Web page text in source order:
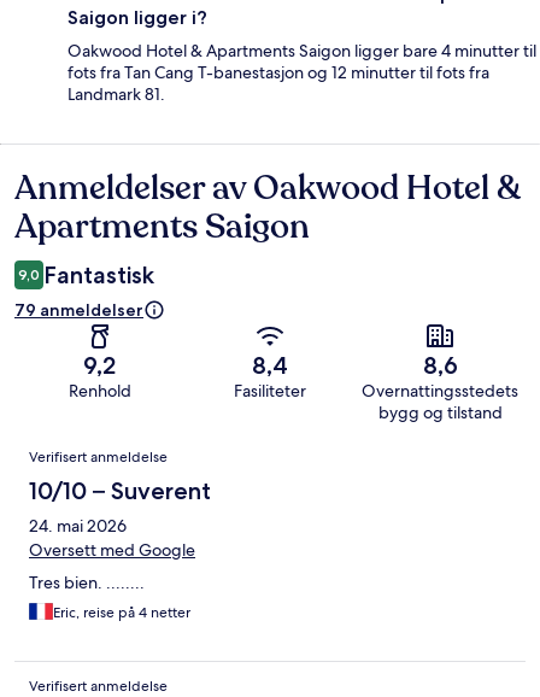
Saigon ligger i?
Oakwood Hotel & Apartments Saigon ligger bare 4 minutter til
fots fra Tan Cang T-banestasjon og 12 minutter til fots fra
Landmark 81.
Anmeldelser
Anmeldelser av Oakwood Hotel &
Apartments Saigon
9,0 Fantastisk
79 anmeldelser
9,2
Renhold
8,4
Fasiliteter
8,6
Overnattingsstedets
bygg og tilstand
Anmeldelser
Verifisert anmeldelse
10/10 – Suverent
24. mai 2026
Oversett med Google
Tres bien. ........
Eric, reise på 4 netter
Verifisert anmeldelse